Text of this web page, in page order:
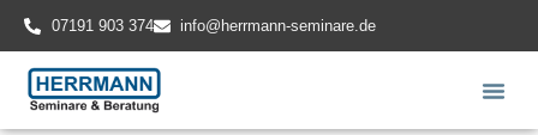
07191 903 374 info@herrmann-seminare.de